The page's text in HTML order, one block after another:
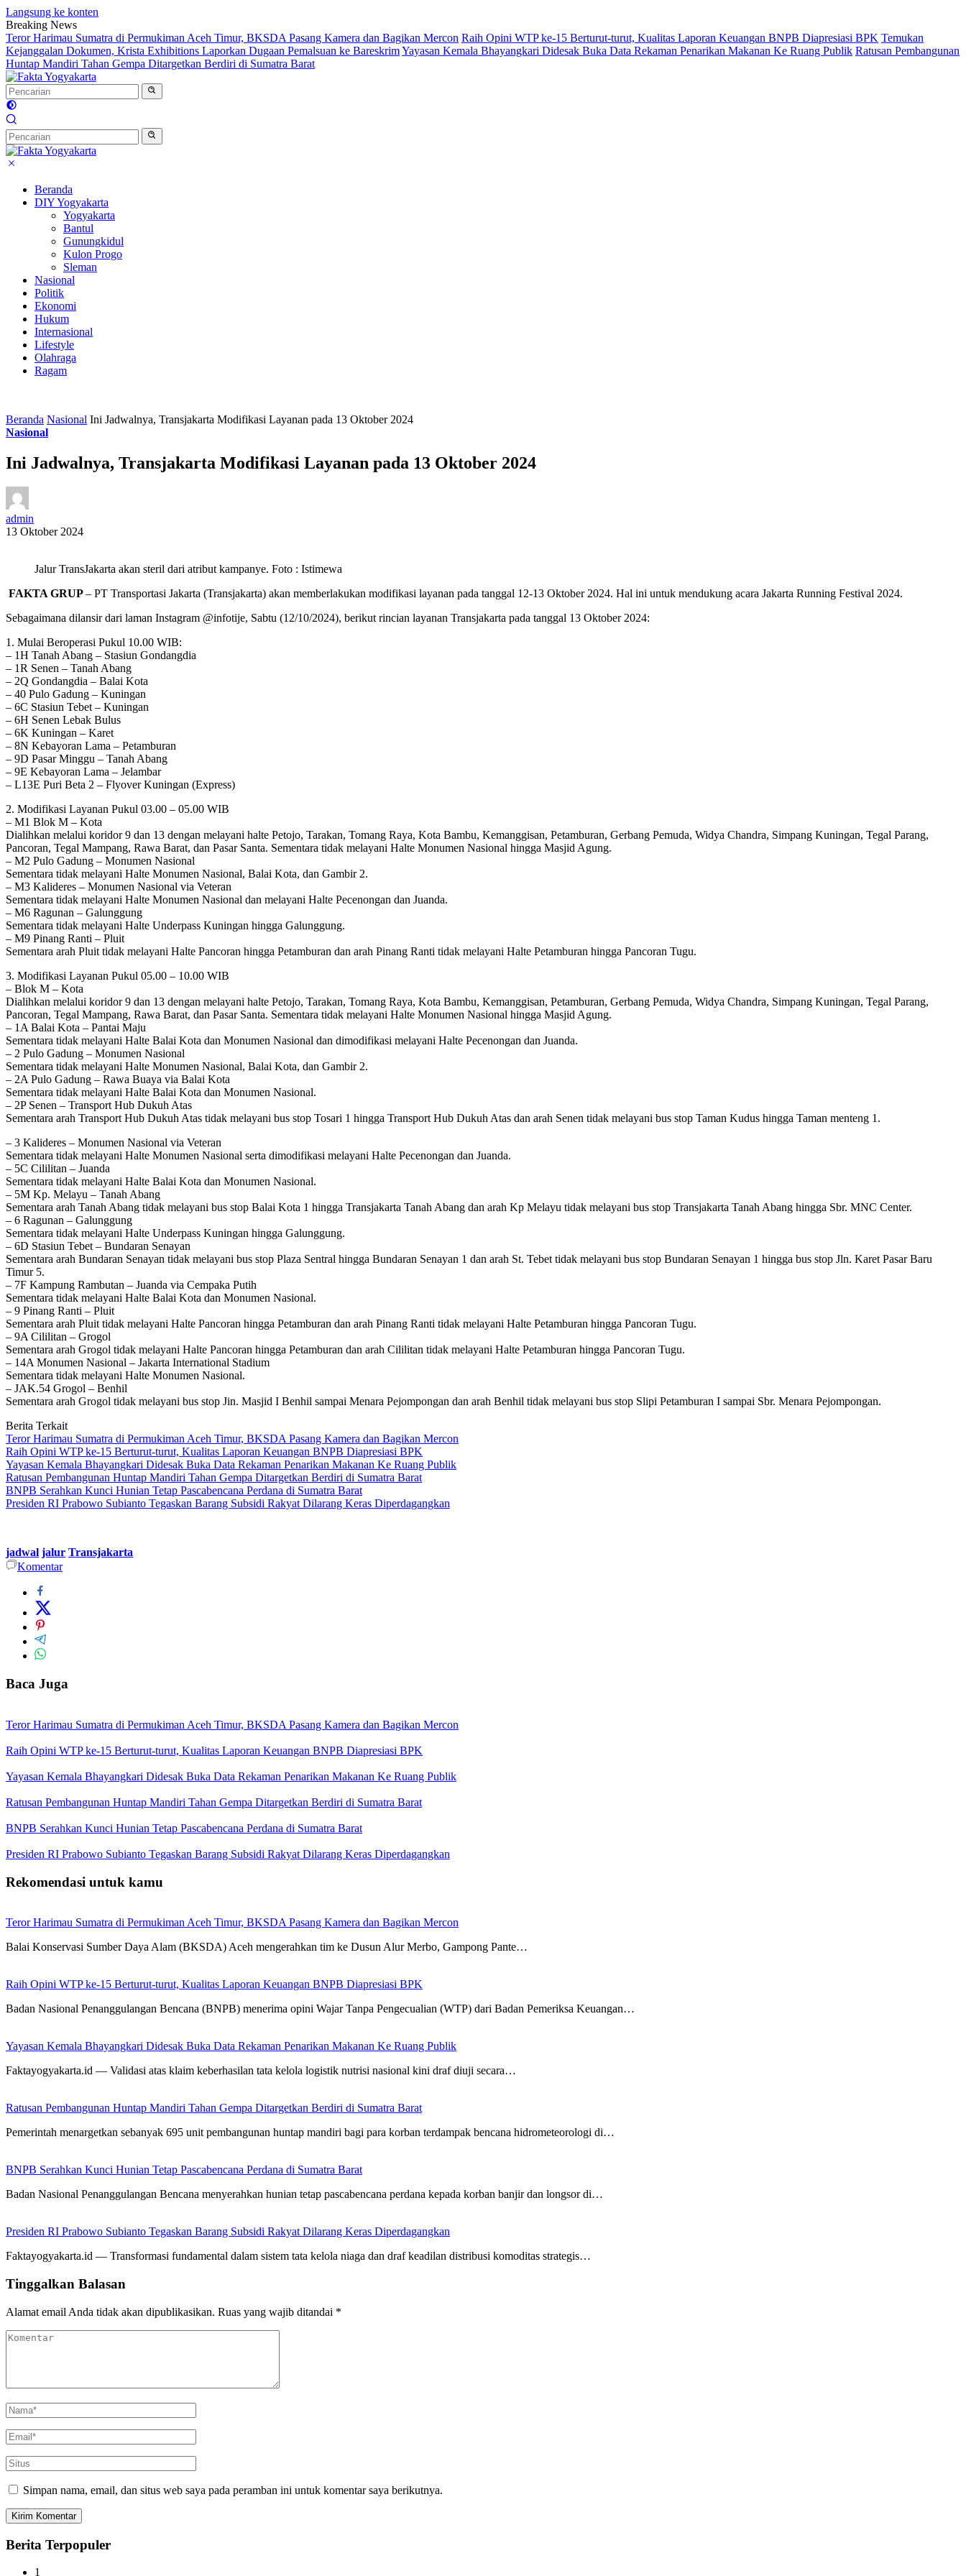
Langsung ke konten
Breaking News
Teror Harimau Sumatra di Permukiman Aceh Timur, BKSDA Pasang Kamera dan Bagikan Mercon Raih Opini WTP ke-15 Berturut-turut, Kualitas Laporan Keuangan BNPB Diapresiasi BPK Temukan
Kejanggalan Dokumen, Krista Exhibitions Laporkan Dugaan Pemalsuan ke BareskrimYayasan Kemala Bhayangkari Didesak Buka Data Rekaman Penarikan Makanan Ke Ruang Publik Ratusan Pembangunan
Huntap Mandiri Tahan Gempa Ditargetkan Berdiri di Sumatra Barat
Beranda
DIY Yogyakarta
Yogyakarta
Bantul
Gunungkidul
Kulon Progo
Sleman
Nasional
Politik
Ekonomi
Hukum
Internasional
Lifestyle
Olahraga
Ragam
Beranda Nasional Ini Jadwalnya, Transjakarta Modifikasi Layanan pada 13 Oktober 2024
Nasional
Ini Jadwalnya, Transjakarta Modifikasi Layanan pada 13 Oktober 2024
admin
13 Oktober 2024
Jalur TransJakarta akan steril dari atribut kampanye. Foto : Istimewa
FAKTA GRUP– PT Transportasi Jakarta (Transjakarta) akan memberlakukan modifikasi layanan pada tanggal 12-13 Oktober 2024. Hal ini untuk mendukung acara Jakarta Running Festival 2024.
Sebagaimana dilansir dari laman Instagram @infotije, Sabtu (12/10/2024), berikut rincian layanan Transjakarta pada tanggal 13 Oktober 2024:
1. Mulai Beroperasi Pukul 10.00 WIB:
– 1H Tanah Abang – Stasiun Gondangdia
– 1R Senen – Tanah Abang
– 2Q Gondangdia – Balai Kota
– 40 Pulo Gadung – Kuningan
– 6C Stasiun Tebet – Kuningan
– 6H Senen Lebak Bulus
– 6K Kuningan – Karet
– 8N Kebayoran Lama – Petamburan
– 9D Pasar Minggu – Tanah Abang
– 9E Kebayoran Lama – Jelambar
– L13E Puri Beta 2 – Flyover Kuningan (Express)
2. Modifikasi Layanan Pukul 03.00 – 05.00 WIB
– M1 Blok M – Kota
Dialihkan melalui koridor 9 dan 13 dengan melayani halte Petojo, Tarakan, Tomang Raya, Kota Bambu, Kemanggisan, Petamburan, Gerbang Pemuda, Widya Chandra, Simpang Kuningan, Tegal Parang,
Pancoran, Tegal Mampang, Rawa Barat, dan Pasar Santa. Sementara tidak melayani Halte Monumen Nasional hingga Masjid Agung.
– M2 Pulo Gadung – Monumen Nasional
Sementara tidak melayani Halte Monumen Nasional, Balai Kota, dan Gambir 2.
– M3 Kalideres – Monumen Nasional via Veteran
Sementara tidak melayani Halte Monumen Nasional dan melayani Halte Pecenongan dan Juanda.
– M6 Ragunan – Galunggung
Sementara tidak melayani Halte Underpass Kuningan hingga Galunggung.
– M9 Pinang Ranti – Pluit
Sementara arah Pluit tidak melayani Halte Pancoran hingga Petamburan dan arah Pinang Ranti tidak melayani Halte Petamburan hingga Pancoran Tugu.
3. Modifikasi Layanan Pukul 05.00 – 10.00 WIB
– Blok M – Kota
Dialihkan melalui koridor 9 dan 13 dengan melayani halte Petojo, Tarakan, Tomang Raya, Kota Bambu, Kemanggisan, Petamburan, Gerbang Pemuda, Widya Chandra, Simpang Kuningan, Tegal Parang,
Pancoran, Tegal Mampang, Rawa Barat, dan Pasar Santa. Sementara tidak melayani Halte Monumen Nasional hingga Masjid Agung.
– 1A Balai Kota – Pantai Maju
Sementara tidak melayani Halte Balai Kota dan Monumen Nasional dan dimodifikasi melayani Halte Pecenongan dan Juanda.
– 2 Pulo Gadung – Monumen Nasional
Sementara tidak melayani Halte Monumen Nasional, Balai Kota, dan Gambir 2.
– 2A Pulo Gadung – Rawa Buaya via Balai Kota
Sementara tidak melayani Halte Balai Kota dan Monumen Nasional.
– 2P Senen – Transport Hub Dukuh Atas
Sementara arah Transport Hub Dukuh Atas tidak melayani bus stop Tosari 1 hingga Transport Hub Dukuh Atas dan arah Senen tidak melayani bus stop Taman Kudus hingga Taman menteng 1.
– 3 Kalideres – Monumen Nasional via Veteran
Sementara tidak melayani Halte Monumen Nasional serta dimodifikasi melayani Halte Pecenongan dan Juanda.
– 5C Cililitan – Juanda
Sementara tidak melayani Halte Balai Kota dan Monumen Nasional.
– 5M Kp. Melayu – Tanah Abang
Sementara arah Tanah Abang tidak melayani bus stop Balai Kota 1 hingga Transjakarta Tanah Abang dan arah Kp Melayu tidak melayani bus stop Transjakarta Tanah Abang hingga Sbr. MNC Center.
– 6 Ragunan – Galunggung
Sementara tidak melayani Halte Underpass Kuningan hingga Galunggung.
– 6D Stasiun Tebet – Bundaran Senayan
Sementara arah Bundaran Senayan tidak melayani bus stop Plaza Sentral hingga Bundaran Senayan 1 dan arah St. Tebet tidak melayani bus stop Bundaran Senayan 1 hingga bus stop Jln. Karet Pasar Baru
Timur 5.
– 7F Kampung Rambutan – Juanda via Cempaka Putih
Sementara tidak melayani Halte Balai Kota dan Monumen Nasional.
– 9 Pinang Ranti – Pluit
Sementara arah Pluit tidak melayani Halte Pancoran hingga Petamburan dan arah Pinang Ranti tidak melayani Halte Petamburan hingga Pancoran Tugu.
– 9A Cililitan – Grogol
Sementara arah Grogol tidak melayani Halte Pancoran hingga Petamburan dan arah Cililitan tidak melayani Halte Petamburan hingga Pancoran Tugu.
– 14A Monumen Nasional – Jakarta International Stadium
Sementara tidak melayani Halte Monumen Nasional.
– JAK.54 Grogol – Benhil
Sementara arah Grogol tidak melayani bus stop Jin. Masjid I Benhil sampai Menara Pejompongan dan arah Benhil tidak melayani bus stop Slipi Petamburan I sampai Sbr. Menara Pejompongan.
Berita Terkait
Teror Harimau Sumatra di Permukiman Aceh Timur, BKSDA Pasang Kamera dan Bagikan Mercon
Raih Opini WTP ke-15 Berturut-turut, Kualitas Laporan Keuangan BNPB Diapresiasi BPK
Yayasan Kemala Bhayangkari Didesak Buka Data Rekaman Penarikan Makanan Ke Ruang Publik
Ratusan Pembangunan Huntap Mandiri Tahan Gempa Ditargetkan Berdiri di Sumatra Barat
BNPB Serahkan Kunci Hunian Tetap Pascabencana Perdana di Sumatra Barat
Presiden RI Prabowo Subianto Tegaskan Barang Subsidi Rakyat Dilarang Keras Diperdagangkan
jadwal jalur Transjakarta
Komentar
Baca Juga
Teror Harimau Sumatra di Permukiman Aceh Timur, BKSDA Pasang Kamera dan Bagikan Mercon
Raih Opini WTP ke-15 Berturut-turut, Kualitas Laporan Keuangan BNPB Diapresiasi BPK
Yayasan Kemala Bhayangkari Didesak Buka Data Rekaman Penarikan Makanan Ke Ruang Publik
Ratusan Pembangunan Huntap Mandiri Tahan Gempa Ditargetkan Berdiri di Sumatra Barat
BNPB Serahkan Kunci Hunian Tetap Pascabencana Perdana di Sumatra Barat
Presiden RI Prabowo Subianto Tegaskan Barang Subsidi Rakyat Dilarang Keras Diperdagangkan
Rekomendasi untuk kamu
Teror Harimau Sumatra di Permukiman Aceh Timur, BKSDA Pasang Kamera dan Bagikan Mercon
Balai Konservasi Sumber Daya Alam (BKSDA) Aceh mengerahkan tim ke Dusun Alur Merbo, Gampong Pante…
Raih Opini WTP ke-15 Berturut-turut, Kualitas Laporan Keuangan BNPB Diapresiasi BPK
Badan Nasional Penanggulangan Bencana (BNPB) menerima opini Wajar Tanpa Pengecualian (WTP) dari Badan Pemeriksa Keuangan…
Yayasan Kemala Bhayangkari Didesak Buka Data Rekaman Penarikan Makanan Ke Ruang Publik
Faktayogyakarta.id — Validasi atas klaim keberhasilan tata kelola logistik nutrisi nasional kini draf diuji secara…
Ratusan Pembangunan Huntap Mandiri Tahan Gempa Ditargetkan Berdiri di Sumatra Barat
Pemerintah menargetkan sebanyak 695 unit pembangunan huntap mandiri bagi para korban terdampak bencana hidrometeorologi di…
BNPB Serahkan Kunci Hunian Tetap Pascabencana Perdana di Sumatra Barat
Badan Nasional Penanggulangan Bencana menyerahkan hunian tetap pascabencana perdana kepada korban banjir dan longsor di…
Presiden RI Prabowo Subianto Tegaskan Barang Subsidi Rakyat Dilarang Keras Diperdagangkan
Faktayogyakarta.id — Transformasi fundamental dalam sistem tata kelola niaga dan draf keadilan distribusi komoditas strategis…
Tinggalkan Balasan
Alamat email Anda tidak akan dipublikasikan. Ruas yang wajib ditandai *
Simpan nama, email, dan situs web saya pada peramban ini untuk komentar saya berikutnya.
Berita Terpopuler
1